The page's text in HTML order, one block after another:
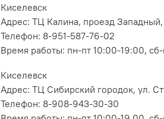
Киселевск
Адрес: ТЦ Калина, проезд
Телефон: 8-951-587-76-02
Время работы: пн-пт 10:00-19:00,
Киселевск
Адрес: ТЦ Сибирский городок, ул.
Телефон: 8-908-943-30-30